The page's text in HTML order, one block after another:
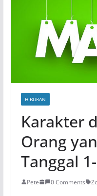
HIBURAN
Karakter
Orang
Tanggal
Pete 0 Comments